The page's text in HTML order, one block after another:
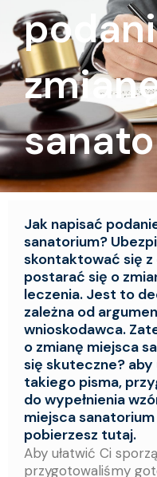
Jak napisać
sanatorium?
skontaktować się z
postarać się o
leczenia. Jest to
zależna od
wnioskodawca.
o zmianę miejsca
się skuteczne? aby
takiego pisma,
do wypełnienia
miejsca
pobierzesz tutaj.
Aby ułatwić Ci
przygotowaliśmy